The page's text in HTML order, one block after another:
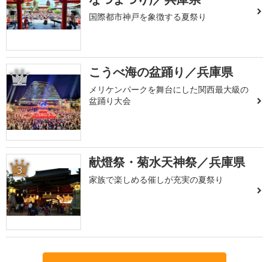
国際都市神戸を象徴する夏祭り
2 こうべ海の盆踊り／兵庫県
メリケンパークを舞台にした関西最大級の
盆踊り大会
3 献燈祭・菊水天神祭／兵庫県
家族で楽しめる催しが充実の夏祭り